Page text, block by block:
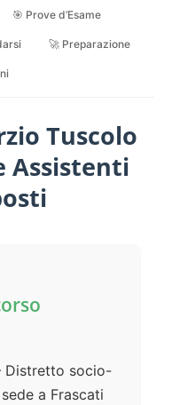
🎯 Prove d’Esame
🚀 Preparazione
Tuscolo
Assistenti
Distretto socio-
a Frascati